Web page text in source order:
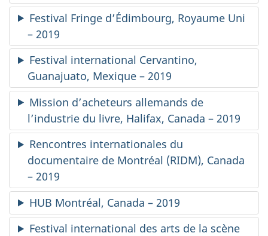
Festival Fringe d’Édimbourg, Royaume Uni
– 2019
Festival international Cervantino,
Guanajuato, Mexique – 2019
Mission d’acheteurs allemands de
l’industrie du livre, Halifax, Canada – 2019
Rencontres internationales du
documentaire de Montréal (RIDM), Canada
– 2019
HUB Montréal, Canada – 2019
Festival international des arts de la scène